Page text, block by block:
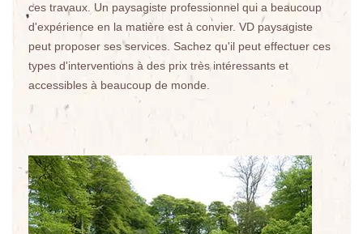
ces travaux. Un paysagiste professionnel qui a beaucoup
d'expérience en la matière est à convier. VD paysagiste
peut proposer ses services. Sachez qu'il peut effectuer ces
types d'interventions à des prix très intéressants et
accessibles à beaucoup de monde.